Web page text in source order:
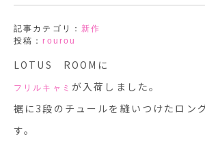
記事カテゴリ： 新作
投稿：rourou
LOTUS ROOMに
フリルキャミ が入荷しました。
裾に3段のチュールを縫いつけたロン
す。